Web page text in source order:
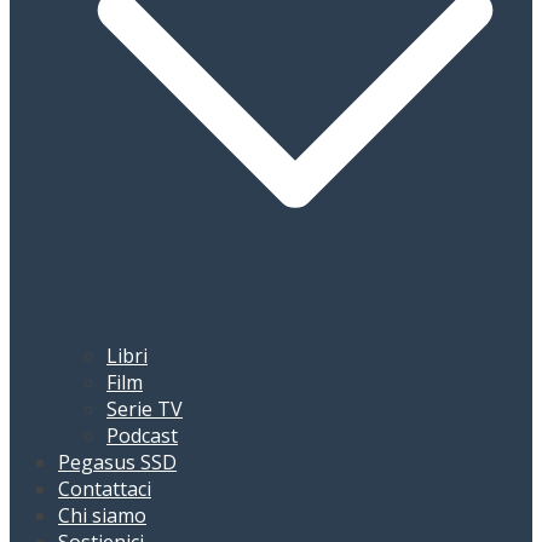
Libri
Film
Serie TV
Podcast
Pegasus SSD
Contattaci
Chi siamo